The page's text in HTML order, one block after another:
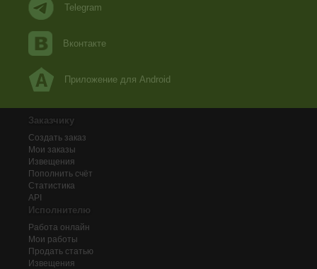
Telegram
Вконтакте
Приложение для Android
Заказчику
Создать заказ
Мои заказы
Извещения
Пополнить счёт
Статистика
API
Исполнителю
Работа онлайн
Мои работы
Продать статью
Извещения